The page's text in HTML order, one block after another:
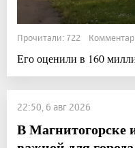
Прочитали: 722
Его оценили в 160
22:50, 6 авг 2026
В Магнитогорске